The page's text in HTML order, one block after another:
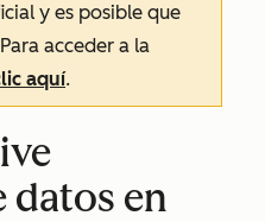
y es posible que
acceder a la
aquí.
datos en